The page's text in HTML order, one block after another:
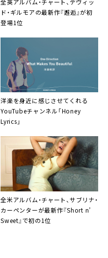
ド・ギルモアの最新作『邂逅』が初
登場1位
洋楽を身近に感じさせてくれる
YouTubeチャンネル「Honey
Lyrics」
全米アルバム・チャート、サブリナ・
カーペンターが最新作『Short n’
Sweet』で初の1位